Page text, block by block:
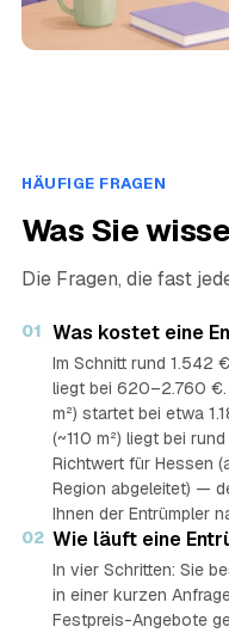
HÄUFIGE FRAGEN
Was Sie
Die Fragen, die fast
01 Was kostet eine
Im Schnitt rund 1.542
liegt bei 620–2.760 €.
m²) startet bei etwa
(~110 m²) liegt bei
Richtwert für Hessen
Region abgeleitet) —
Ihnen der Entrümpler
02 Wie läuft eine
In vier Schritten: Sie
in einer kurzen
Festpreis-Angebote